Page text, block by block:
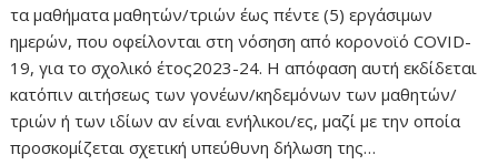
τα μαθήματα μαθητών/τριών έως πέντε (5) εργάσιμων
ημερών, που οφείλονται στη νόσηση από κορονοϊό COVID-
19, για το σχολικό έτος2023-24. Η απόφαση αυτή εκδίδεται
κατόπιν αιτήσεως των γονέων/κηδεμόνων των μαθητών/
τριών ή των ιδίων αν είναι ενήλικοι/ες, μαζί με την οποία
προσκομίζεται σχετική υπεύθυνη δήλωση της…